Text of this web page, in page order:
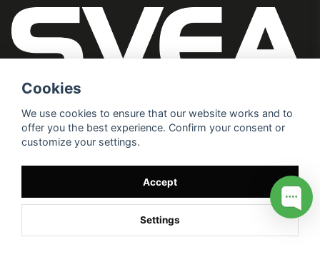
Cookies
We use cookies to ensure that our website works and to
offer you the best experience. Confirm your consent or
customize your settings.
Accept
Settings